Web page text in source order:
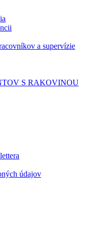
a supervízie
S RAKOVINOU
údajov